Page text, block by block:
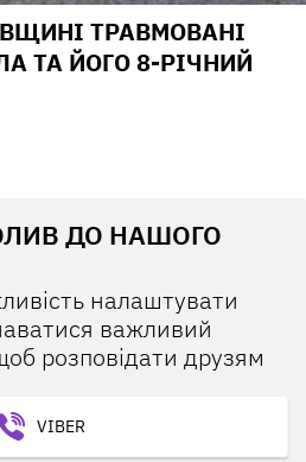
ТРАВМОВАНІ
ТА ЙОГО 8-РІЧНИЙ
ДО НАШОГО
налаштувати
важливий
розповідати друзям
VIBER